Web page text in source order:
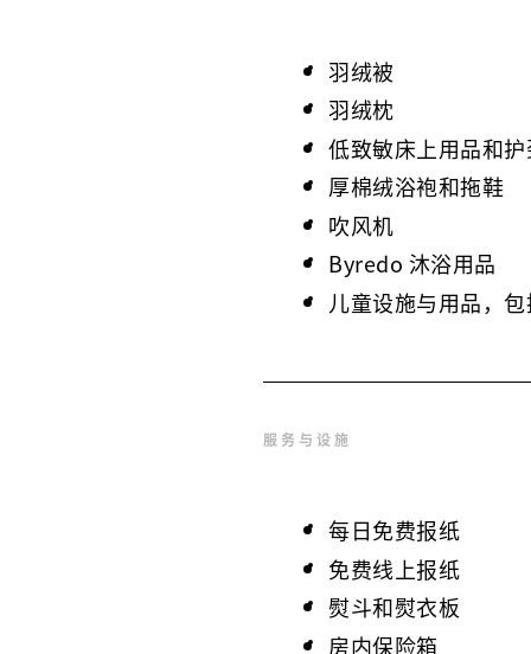
羽绒被
羽绒枕
低致敏床上用品和
厚棉绒浴袍和拖鞋
吹风机
Byredo 沐浴用品
儿童设施与用品，
服务与设施
每日免费报纸
免费线上报纸
熨斗和熨衣板
房内保险箱